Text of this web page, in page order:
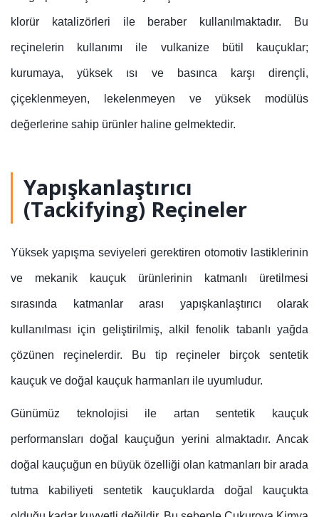
klorür katalizörleri ile beraber kullanılmaktadır. Bu
reçinelerin kullanımı ile vulkanize bütil kauçuklar;
kurumaya, yüksek ısı ve basınca karşı dirençli,
çiçeklenmeyen, lekelenmeyen ve yüksek modülüs
değerlerine sahip ürünler haline gelmektedir.
Yapışkanlaştırıcı
(Tackifying) Reçineler
Yüksek yapışma seviyeleri gerektiren otomotiv lastiklerinin
ve mekanik kauçuk ürünlerinin katmanlı üretilmesi
sırasında katmanlar arası yapışkanlaştırıcı olarak
kullanılması için geliştirilmiş, alkil fenolik tabanlı yağda
çözünen reçinelerdir. Bu tip reçineler birçok sentetik
kauçuk ve doğal kauçuk harmanları ile uyumludur.
Günümüz teknolojisi ile artan sentetik kauçuk
performansları doğal kauçuğun yerini almaktadır. Ancak
doğal kauçuğun en büyük özelliği olan katmanları bir arada
tutma kabiliyeti sentetik kauçuklarda doğal kauçukta